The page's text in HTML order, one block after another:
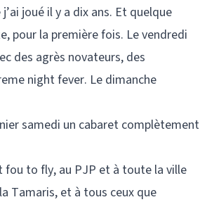
joué il y a dix ans. Et quelque
pour la première fois. Le vendredi
des agrès novateurs, des
night fever. Le dimanche
samedi un cabaret complètement
fou to fly, au PJP et à toute la ville
Tamaris, et à tous ceux que